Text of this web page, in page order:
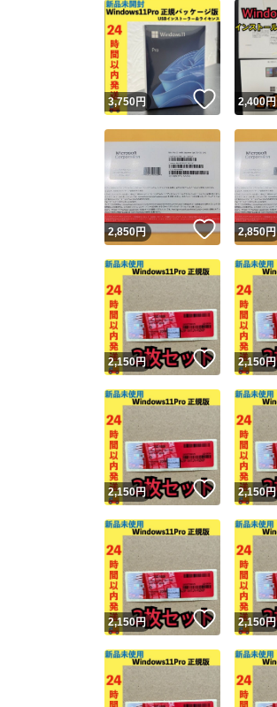
3,750円 いいね！
2,400円
2,850円 いいね！
2,850円
2,150円 いいね！
2,150円
2,150円 いいね！
2,150円
2,150円 いいね！
2,150円